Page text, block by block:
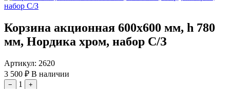
Корзина акционная 600х600 мм, h 780
мм, Нордика хром, набор С/З
Артикул: 2620
3 500 ₽ В наличии
− 1
+